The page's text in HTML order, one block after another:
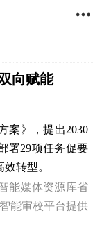

向赋能
案》，提出2030
署29项任务促要
转型。
能媒体资源库省
能审校平台提供